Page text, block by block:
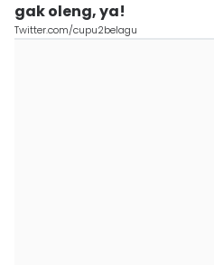
gak oleng, ya!
Twitter.com/cupu2belagu